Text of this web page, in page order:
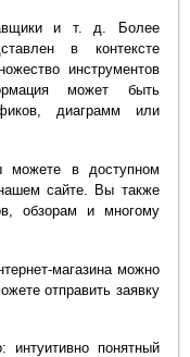
и т. д. Более
в контексте
инструментов
может быть
диаграмм или
можете в доступном
сайте. Вы также
обзорам и многому
магазина можно
отправить заявку
интуитивно понятный